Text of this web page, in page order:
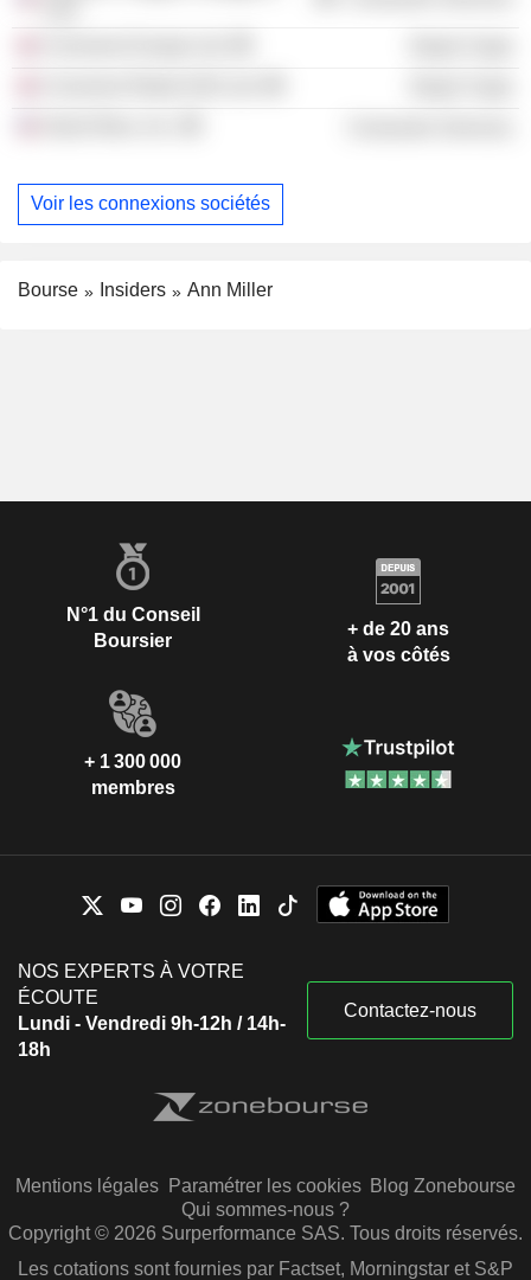
Voir les connexions sociétés
Bourse Insiders Ann Miller
N°1 du Conseil
Boursier
+ de 20 ans
à vos côtés
+ 1 300 000
membres
NOS EXPERTS À VOTRE
ÉCOUTE
Lundi - Vendredi 9h-12h / 14h-
18h
Contactez-nous
Mentions légales Paramétrer les cookies Blog Zonebourse
Qui sommes-nous ?
Copyright © 2026 Surperformance SAS. Tous droits réservés.
Les cotations sont fournies par Factset, Morningstar et S&P